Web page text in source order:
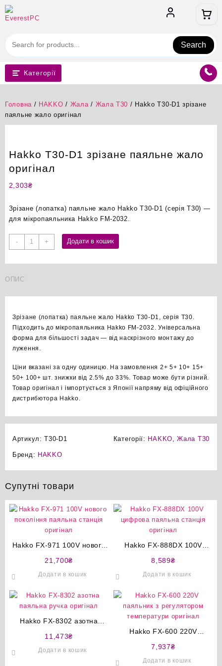
Перейти
до
Search
Категорії
Головна / HAKKO / Жала / Жала T30 / Hakko T30-D1 зрізане
паяльне жало оригінал
Hakko T30-D1 зрізане паяльне жало
оригінал
2,303₴
Зрізане (лопатка) паяльне жало Hakko T30-D1 (серія T30) —
для мікропаяльника Hakko FM-2032.
-
Hakko
T30-
паяльне
+ Додати в кошик
ОПИС
Зрізане (лопатка) паяльне жало Hakko T30-D1, серія T30.
Підходить до мікропаяльника Hakko FM-2032. Універсальна
форма для більшості задач — від наскрізного монтажу до
луження.
Ціни вказані за одну одиницю. На замовлення 2+ 5+ 10+ 15+
50+ 100+ шт. знижки від 2.5% до 33%. Товар може бути різний.
Товар оригінал і імпортується з Японії напряму від офіційного
дистрибютора Hakko.
Артикул:T30-D1 Категорії: HAKKO ,Жала T30
Бренд: HAKKO
Супутні товари
Hakko FX-971 100V нового
оригінал
21,700₴
Додати в кошик
Hakko FX-888DX 100V
оригінал
8,589₴
Додати в кошик
Hakko FX-8302 азотна
11,473₴
Додати в кошик
Hakko FX-600 220V
температури оригінал
7,937₴
Додати в кошик